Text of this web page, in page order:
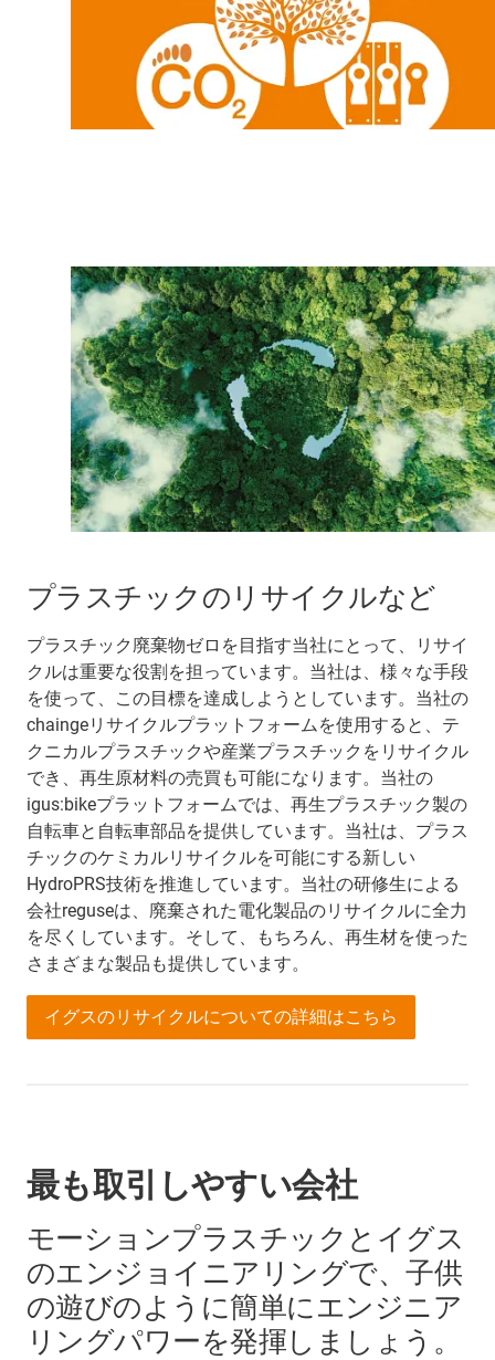
プラスチックのリサイクルなど
プラスチック廃棄物ゼロを目指す当社にとって、リサイ
クルは重要な役割を担っています。当社は、様々な手段
を使って、この目標を達成しようとしています。当社の
chaingeリサイクルプラットフォームを使用すると、テ
クニカルプラスチックや産業プラスチックをリサイクル
でき、再生原材料の売買も可能になります。当社の
igus:bikeプラットフォームでは、再生プラスチック製の
自転車と自転車部品を提供しています。当社は、プラス
チックのケミカルリサイクルを可能にする新しい
HydroPRS技術を推進しています。当社の研修生による
会社reguseは、廃棄された電化製品のリサイクルに全力
を尽くしています。そして、もちろん、再生材を使った
さまざまな製品も提供しています。
イグスのリサイクルについての詳細はこちら
最も取引しやすい会社
モーションプラスチックとイグス
のエンジョイニアリングで、子供
の遊びのように簡単にエンジニア
リングパワーを発揮しましょう。